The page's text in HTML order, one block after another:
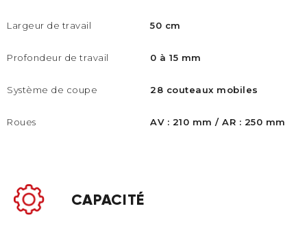
Largeur de travail
Profondeur de travail
Système de coupe​
Roues
50 cm
0 à 15 mm
28 couteaux mobiles
AV : 210 mm / AR : 250 mm​
CAPACITÉ